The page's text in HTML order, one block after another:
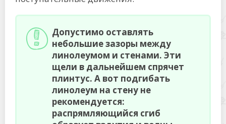
Допустимо оставлять
небольшие зазоры между
линолеумом и стенами. Эти
щели в дальнейшем спрячет
плинтус. А вот подгибать
линолеум на стену не
рекомендуется:
распрямляющийся сгиб